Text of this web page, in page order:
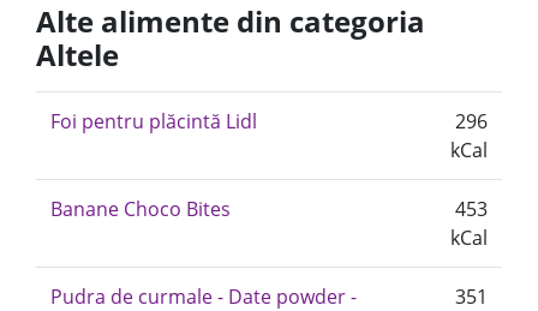
Alte alimente din categoria
Altele
Foi pentru plăcintă Lidl
296
kCal
Banane Choco Bites
453
kCal
Pudra de curmale - Date powder -
351